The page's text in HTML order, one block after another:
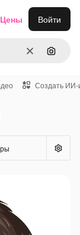
ОчиститьПоиск
Цены Войти
Создать ИИ-